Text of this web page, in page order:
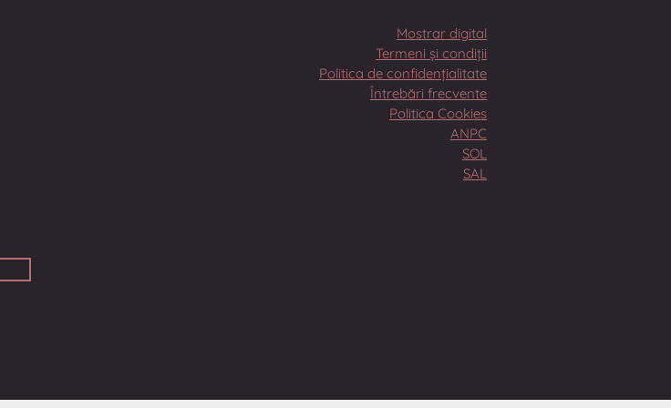
Mostrar digital
Termeni și condiții
Politica de confidențialitate
Întrebări frecvente
Politica Cookies
ANPC
SOL
SAL